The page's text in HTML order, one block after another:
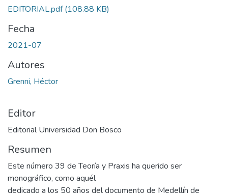
EDITORIAL.pdf(108.88 KB)
Fecha
2021-07
Autores
Grenni, Héctor
Editor
Editorial Universidad Don Bosco
Resumen
Este número 39 de Teoría y Praxis ha querido ser
monográfico, como aquél
dedicado a los 50 años del documento de Medellín de